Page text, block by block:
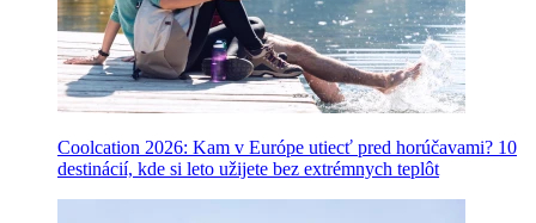
Coolcation 2026: Kam v Európe utiecť pred horúčavami? 10
destinácií, kde si leto užijete bez extrémnych teplôt